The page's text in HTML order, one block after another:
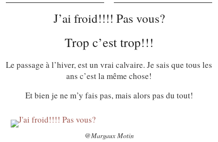
J’ai froid!!!! Pas vous?
Trop c’est trop!!!
Le passage à l’hiver, est un vrai calvaire. Je sais que tous les
ans c’est la même chose!
Et bien je ne m’y fais pas, mais alors pas du tout!
@Margaux Motin